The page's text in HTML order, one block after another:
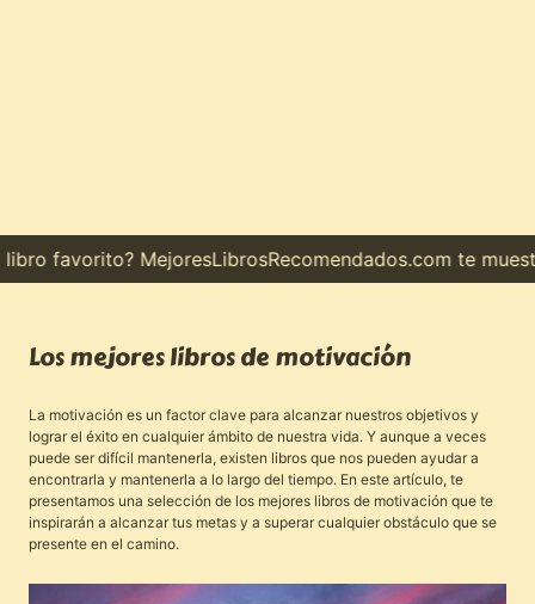
MejoresLibrosRecomendados.com te muestra el
Los mejores libros de motivación
La motivación es un factor clave para alcanzar nuestros objetivos y
lograr el éxito en cualquier ámbito de nuestra vida. Y aunque a veces
puede ser difícil mantenerla, existen libros que nos pueden ayudar a
encontrarla y mantenerla a lo largo del tiempo. En este artículo, te
presentamos una selección de los mejores libros de motivación que te
inspirarán a alcanzar tus metas y a superar cualquier obstáculo que se
presente en el camino.